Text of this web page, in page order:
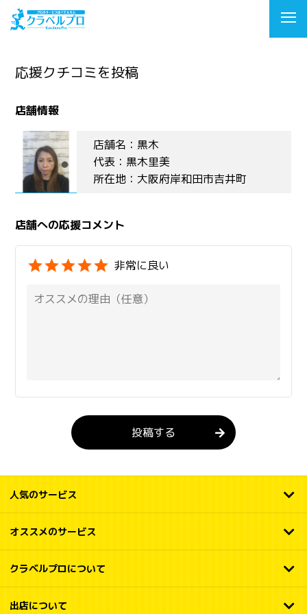
応援クチコミを投稿
店舗情報
店舗名：黒木
代表：黒木里美
所在地：大阪府岸和田市吉井町
店舗への応援コメント
非常に良い
投稿する
人気のサービス
オススメのサービス
クラベルプロについて
出店について